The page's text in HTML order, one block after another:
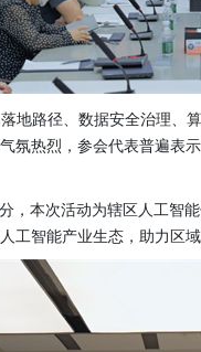
地路径、数据安全治理、
氛热烈，参会代表普遍表
，本次活动为辖区人工智
工智能产业生态，助力区